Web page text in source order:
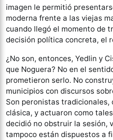
imagen le permitió
moderna frente a las viejas
cuando llegó el momento de
decisión política concreta, el
¿No son, entonces, Yedlin y
que Noguera? No en el
prometieron serlo. No
municipios con discursos
Son peronistas
clásica, y actuaron como
decidió no obstruir la sesión,
tampoco están dispuestos a